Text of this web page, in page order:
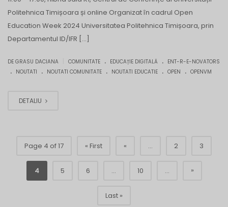
Politehnica Timișoara și online Organizat în cadrul Open
Education Week 2024 Universitatea Politehnica Timișoara, prin
Departamentul ID/IFR […]
DE GRASU DACIANA COMUNITATE . EDUCAȚIE DIGITALĂ . ENT-R-E-NOVATORS
. NOUTATI . NOUTATI COMUNITATE . NOUTATI EDUCATIE . OPEN . OPENVM
DETALIU
Page 4 of 17 « First « ... 2 3
4 5 6 ... 10 ... »
Last »